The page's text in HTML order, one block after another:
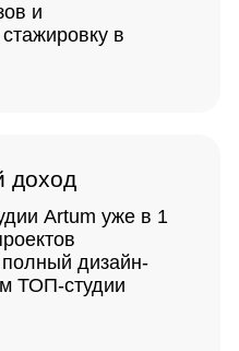
и
в
доход
Artum уже в 1
дизайн-
ТОП-студии